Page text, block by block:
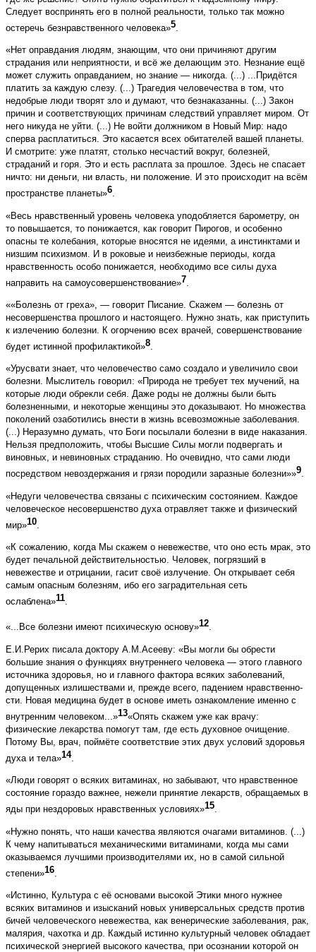
Следует воспринять его в полной реальности, только так можно
остеречь безнравственного человека»5.
«Нет оправдания людям, знающим, что они причиняют другим
страдания или неприятности, и всё же делающим это. Незнание ещё
может служить оправданием, но знание — никогда. (...) ...Придётся
платить за каждую слезу. (...) Трагедия человечества в том, что
недобрые люди творят зло и думают, что безнаказанны. (...) Закон
причин и соответствующих причинам следствий управляет миром. От
него никуда не уйти. (...) Не войти должником в Новый Мир: надо
сперва расплатиться. Это касается всех обитателей вашей планеты.
И смотрите: уже платят, столько несчастий во­круг, болезней,
страданий и горя. Это и есть расплата за прошлое. Здесь не спасает
ничто: ни деньги, ни власть, ни положение. И это происходит на всём
пространстве планеты»6.
«Весь нравственный уровень человека уподобляется барометру, он
то повышается, то понижается, как говорит Пирогов, и особенно
опасны те колебания, которые вносятся не идеями, а инстинктами и
низшим психизмом. И в роковые и неизбежные периоды, ко­г­да
нравственность особо понижается, необходимо все силы духа
направить на самоусовершенствование»7.
««Болезнь от греха», — говорит Писание. Скажем — болезнь от
несовершенства прошлого и настоящего. Нужно знать, как приступить
к излечению болезни. К огорчению всех врачей, совершенствование
будет истинной профилактикой»8.
«Урусвати знает, что человечество само создало и увеличило свои
болезни. Мыслитель говорил: «Природа не требует тех мучений, на
которые люди обрекли себя. Даже роды не должны были быть
болезненными, и некоторые женщины это доказывают. Но множества
поколений озаботились внести в жизнь всевозможные заболевания.
(...) Неразумно думать, что Боги посылали болезни в виде наказания.
Нельзя предположить, чтобы Высшие Силы могли подвергать и
виновных, и невиновных страданию. Но очевидно, что сами люди
посредством невоздержания и грязи породили заразные болезни»»9.
«Недуги человечества связаны с психическим состоянием. Каждое
человеческое несовершенство духа отравляет также и физический
мир»10.
«К сожалению, когда Мы скажем о невежестве, что оно есть мрак, это
будет печальной действительностью. Человек, погрязший в
невежестве и отрицании, гасит своё излучение. Он открывает себя
самым опасным болезням, ибо его заградительная сеть
ослаблена»11.
«...Все болезни имеют психическую основу»12.
Е.И.Рерих писала доктору А.М.Асееву: «Вы могли бы обрести
большие знания о функциях внутреннего человека — этого главного
источника здоровья, но и главного фактора всяких заболеваний,
допущенных излишествами и, прежде всего, падением нравственно­
сти. Новая медицина будет в основе иметь ознакомление именно с
внутренним человеком...»13«Опять скажем уже как врачу:
физические лекарства помогут там, где есть духовное очищение.
Потому Вы, врач, поймёте соответствие этих двух условий здоровья
духа и тела»14.
«Люди говорят о всяких витаминах, но забывают, что нравственное
состояние гораздо важнее, нежели принятие лекарств, обращаемых в
яды при нездоровых нравственных условиях»15.
«Нужно понять, что наши качества являются очагами витаминов. (...)
К чему напитываться механиче­скими витаминами, когда мы сами
оказываемся лучшими производителями их, но в самой сильной
степени»16
«Истинно, Культура с её основами высокой Этики много нужнее
всяких витаминов и изысканий новых универсальных средств против
бичей человеческого невежества, как венерические заболевания, рак,
малярия, чахотка и др. Каждый истинно культурный человек обладает
психической энергией высокого качества, при осознании которой он